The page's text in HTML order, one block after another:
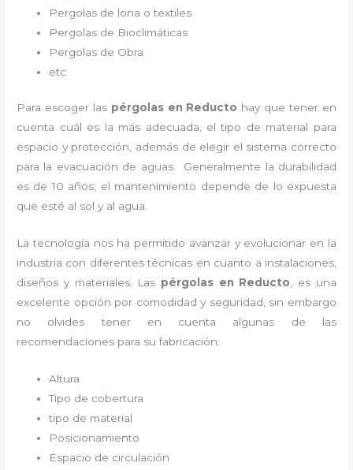
Pergolas de lona o textiles
Pergolas de Bioclimáticas
Pergolas de Obra
etc
Para escoger las pérgolasen Reducto hay que tener en
cuenta cuál es la más adecuada, el tipo de material para
espacio y protección, además de elegir el sistema correcto
para la evacuación de aguas. Generalmente la durabilidad
es de 10 años; el mantenimiento depende de lo expuesta
que esté al sol y al agua.
La tecnología nos ha permitido avanzar y evolucionar en la
industria con diferentes técnicas en cuanto a instalaciones,
diseños y materiales. Las pérgolas en Reducto , es una
excelente opción por comodidad y seguridad, sin embargo
no olvides tener en cuenta algunas de las
recomendaciones para su fabricación:
Altura
Tipo de cobertura
tipo de material
Posicionamiento
Espacio de circulación